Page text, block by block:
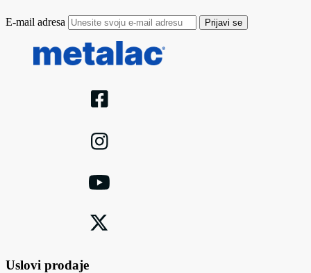
E-mail adresa Prijavi se
Uslovi prodaje